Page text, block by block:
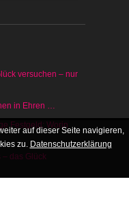
versuchen – nur
in Ehren …
Festgeld: Worin
das Glück
Ehren …
– nur wo?
auf dieser Seite navigieren,
zu. Datenschutzerklärung